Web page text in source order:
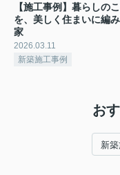
【施工事例】暮らしの
を、美しく住まいに編
家
2026.03.11
新築施工事例
お
新